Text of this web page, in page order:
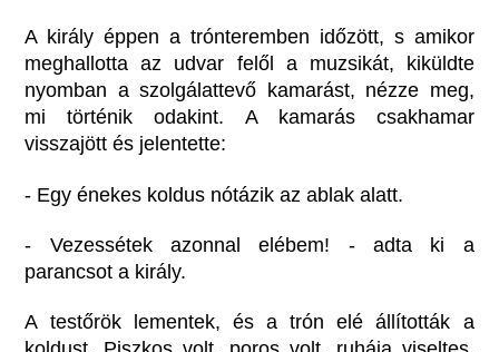
A király éppen a trónteremben időzött, s amikor
meghallotta az udvar felől a muzsikát, kiküldte
nyomban a szolgálattevő kamarást, nézze meg,
mi történik odakint. A kamarás csakhamar
visszajött és jelentette:
- Egy énekes koldus nótázik az ablak alatt.
- Vezessétek azonnal elébem! - adta ki a
parancsot a király.
A testőrök lementek, és a trón elé állították a